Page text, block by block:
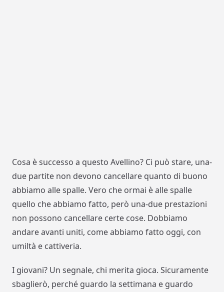
Cosa è successo a questo Avellino? Ci può stare, una-
due partite non devono cancellare quanto di buono
abbiamo alle spalle. Vero che ormai è alle spalle
quello che abbiamo fatto, però una-due prestazioni
non possono cancellare certe cose. Dobbiamo
andare avanti uniti, come abbiamo fatto oggi, con
umiltà e cattiveria.
I giovani? Un segnale, chi merita gioca. Sicuramente
sbaglierò, perché guardo la settimana e guardo